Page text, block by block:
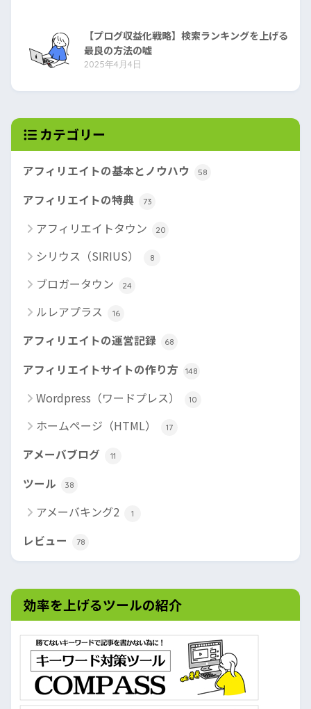
【プログ収益化戦略】検索ランキングを上げる
最良の方法の嘘
2025年4月4日
カテゴリー
アフィリエイトの基本とノウハウ 58
アフィリエイトの特典 73
アフィリエイトタウン 20
シリウス（SIRIUS） 8
ブロガータウン 24
ルレアプラス 16
アフィリエイトの運営記録 68
アフィリエイトサイトの作り方 148
Wordpress（ワードプレス） 10
ホームページ（HTML） 17
アメーバブログ 11
ツール 38
アメーバキング2 1
レビュー 78
効率を上げるツールの紹介